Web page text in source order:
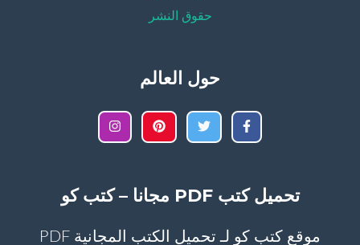
حقوق النشر
حول العالم
تحميل كتب PDF مجانا – كتب كو
موقع كتب كو لـ تحميل الكتب المجانية PDF